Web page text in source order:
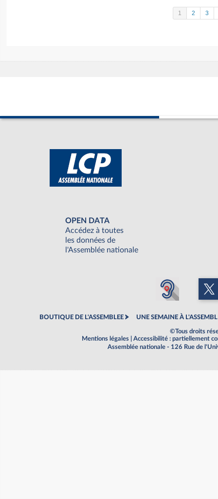
1 2 3
OPEN DATA
Accédez à toutes
les données de
l'Assemblée nationale
BOUTIQUE DE L'ASSEMBLEE UNE SEMAINE À
©Tous droits
Mentions légales
Accessibilité : partiellement
Assemblée nationale - 126 Rue de